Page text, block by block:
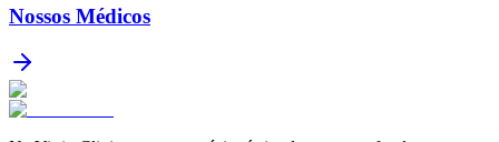
Nossos Médicos